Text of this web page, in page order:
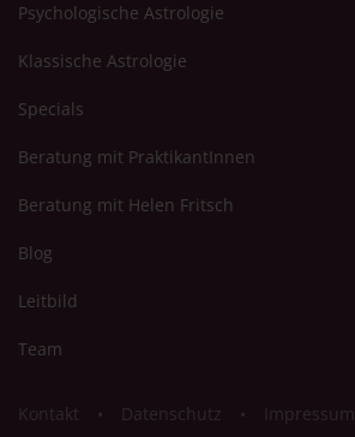
Psychologische Astrologie
Klassische Astrologie
Specials
Beratung mit PraktikantInnen
Beratung mit Helen Fritsch
Blog
Leitbild
Team
Kontakt Datenschutz Impressum